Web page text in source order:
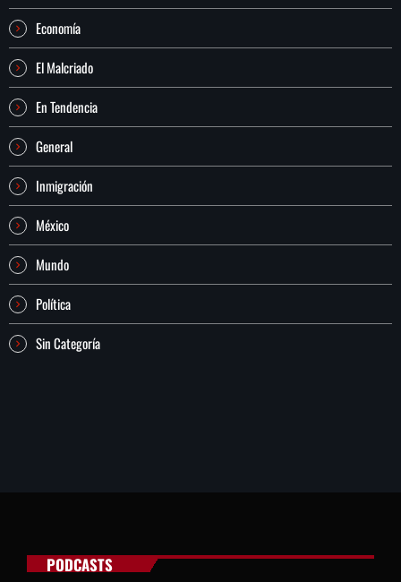
Economía
El Malcriado
En Tendencia
General
Inmigración
México
Mundo
Política
Sin Categoría
PODCASTS